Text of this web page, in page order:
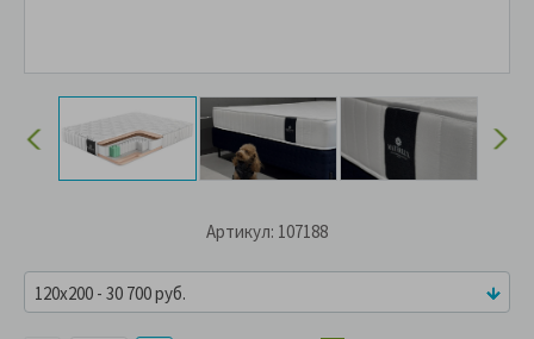
Артикул: 107188
120x200 - 30 700 руб.